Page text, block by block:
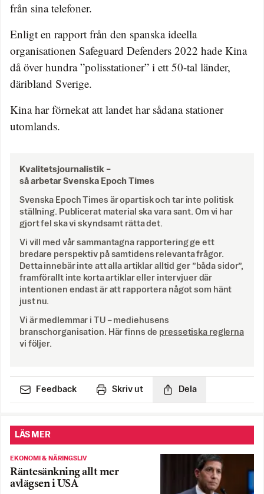
från sina telefoner.
Enligt en rapport från den spanska ideella
organisationen Safeguard Defenders 2022 hade Kina
då över hundra ”polisstationer” i ett 50-tal länder,
däribland Sverige.
Kina har förnekat att landet har sådana stationer
utomlands.
Kvalitetsjournalistik –
så arbetar Svenska Epoch Times
Svenska Epoch Times är opartisk och tar inte politisk
ställning. Publicerat material ska vara sant. Om vi har
gjort fel ska vi skyndsamt rätta det.
Vi vill med vår sammantagna rapportering ge ett
bredare perspektiv på samtidens relevanta frågor.
Detta innebär inte att alla artiklar alltid ger ”båda sidor”,
framförallt inte korta artiklar eller intervjuer där
intentionen endast är att rapportera något som hänt
just nu.
Vi är medlemmar i TU – mediehusens
branschorganisation. Här finns de pressetiska reglerna
vi följer.
Feedback Skriv ut Dela
LÄS MER
EKONOMI & NÄRINGSLIV
Räntesänkning allt mer
avlägsen i USA